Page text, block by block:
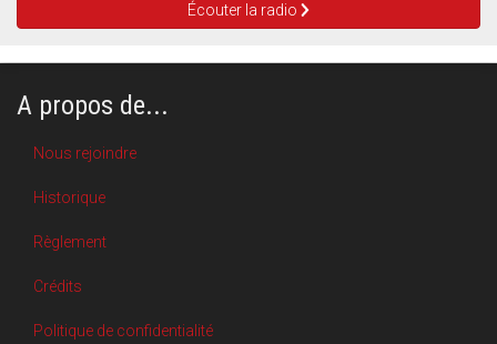
Écouter la radio
A propos de...
Nous rejoindre
Historique
Règlement
Crédits
Politique de confidentialité